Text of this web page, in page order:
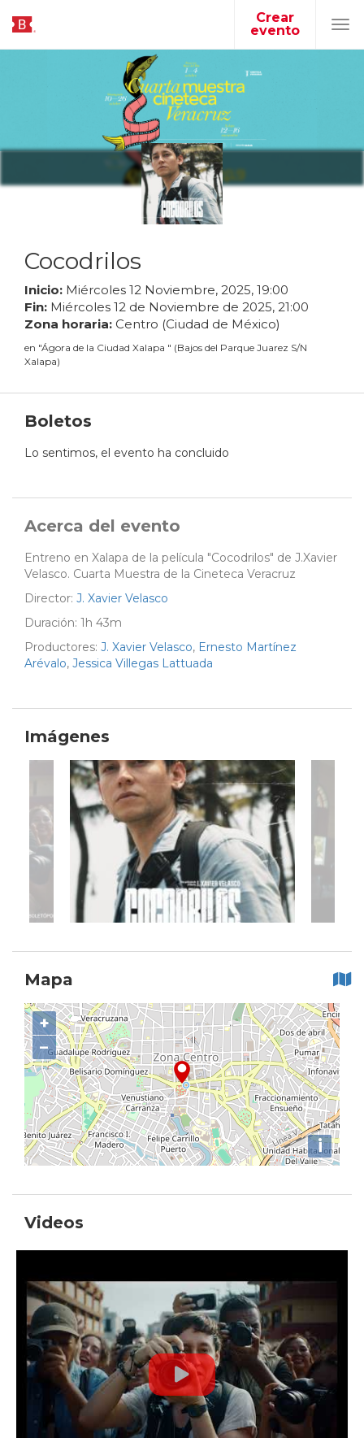
Crear
evento
Cocodrilos
Inicio: Miércoles 12 Noviembre, 2025, 19:00
Fin: Miércoles 12 de Noviembre de 2025, 21:00
Zona horaria: Centro (Ciudad de México)
en "Ágora de la Ciudad Xalapa " (Bajos del Parque Juarez S/N
Xalapa)
Boletos
Lo sentimos, el evento ha concluido
Acerca del evento
Entreno en Xalapa de la película "Cocodrilos" de J.Xavier
Velasco. Cuarta Muestra de la Cineteca Veracruz
Director: J. Xavier Velasco
Duración: 1h 43m
Productores: J. Xavier Velasco, Ernesto Martínez
Arévalo, Jessica Villegas Lattuada
Imágenes
Mapa
+
−
i
Videos